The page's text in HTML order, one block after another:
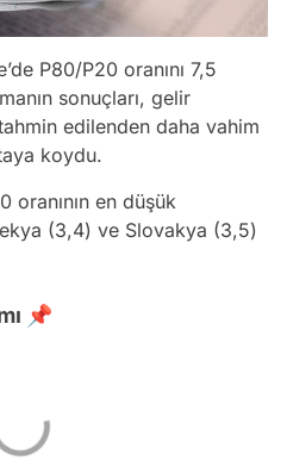
P80/P20 oranını 7,5
sonuçları, gelir
edilenden daha vahim
koydu.
oranının en düşük
(3,4) ve Slovakya (3,5)
📌